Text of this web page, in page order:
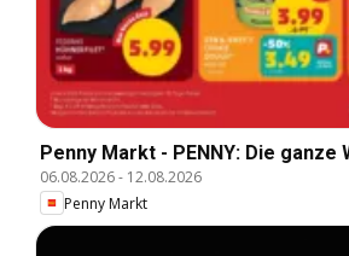
Penny Markt - PENNY: Die ganze
06.08.2026- 12.08.2026
Penny Markt